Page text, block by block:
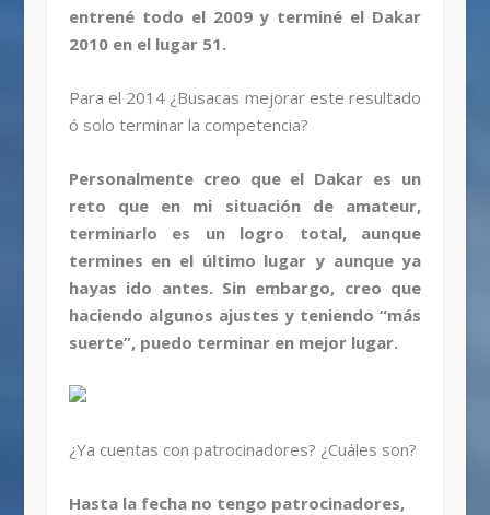
entrené todo el 2009 y terminé el Dakar
2010 en el lugar 51.
Para el 2014 ¿Busacas mejorar este resultado
ó solo terminar la competencia?
Personalmente creo que el Dakar es un
reto que en mi situación de amateur,
terminarlo es un logro total, aunque
termines en el último lugar y aunque ya
hayas ido antes. Sin embargo, creo que
haciendo algunos ajustes y teniendo “más
suerte”, puedo terminar en mejor lugar.
¿Ya cuentas con patrocinadores? ¿Cuáles son?
Hasta la fecha no tengo patrocinadores,